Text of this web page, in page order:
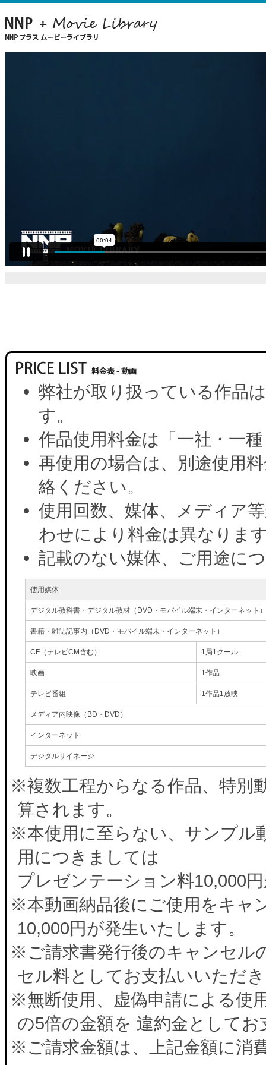
弊社が取り扱っている作品
す。
作品使用料金は「一社・一
再使用の場合は、別途使用
絡ください。
使用回数、媒体、メディア
わせにより料金は異なりま
記載のない媒体、ご用途に
使用媒体
デジタル教科書・デジタル教材（DVD・モバイル端末・インターネット）
書籍・雑誌記事内（DVD・モバイル端末・インターネット）
CF（テレビCM含む） 1局1クール
映画 1作品
テレビ番組 1作品1放映
メディア内映像（BD・DVD）
インターネット
デジタルサイネージ
※複数工程からなる作品、特別
算されます。
※本使用に至らない、サンプル
用につきましては
プレゼンテーション料10,000
※本動画納品後にご使用をキャ
10,000円が発生いたします。
※ご請求書発行後のキャンセル
セル料としてお支払いいただ
※無断使用、虚偽申請による使
の5倍の金額を 違約金として
※ご請求金額は、上記金額に消